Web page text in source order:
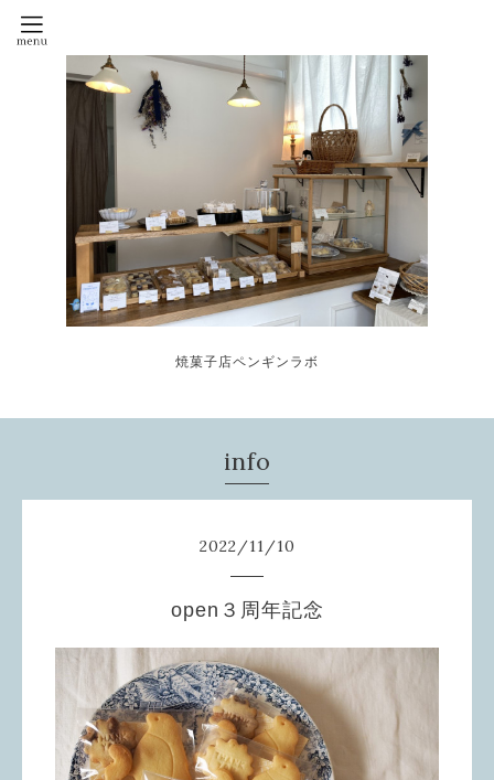
焼菓子店ペンギンラボ
info
2022/11/10
open３周年記念